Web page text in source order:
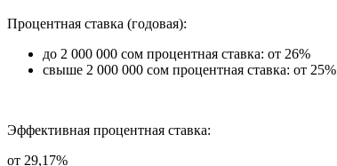
Процентная ставка (годовая):
до 2 000 000 сом процентная ставка: от 26%
свыше 2 000 000 сом процентная ставка: от 25%
Эффективная процентная ставка:
от 29,17%